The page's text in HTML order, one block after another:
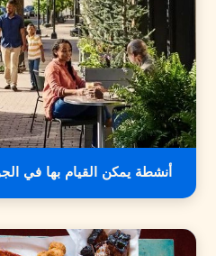
أنشطة يمكن القيام بها في